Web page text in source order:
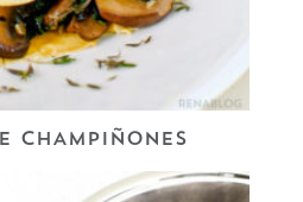
CHAMPIÑONES